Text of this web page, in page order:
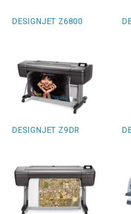
DESIGNJET Z6800
DESIGNJET Z9DR